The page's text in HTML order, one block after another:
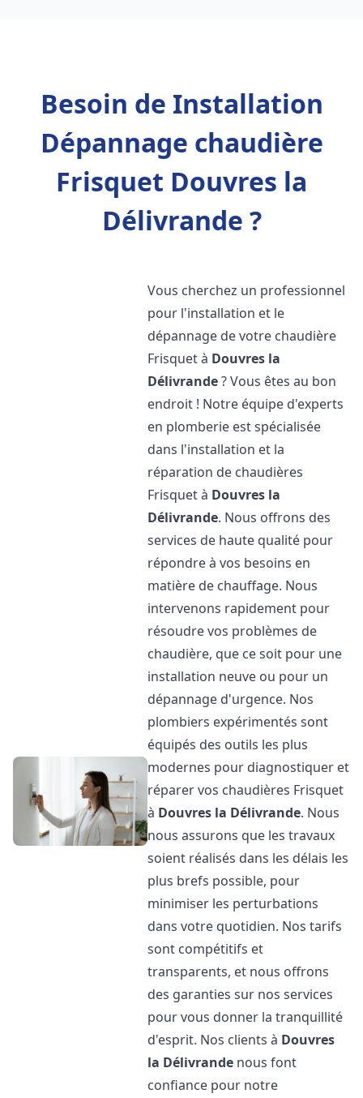
Besoin de Installation
Dépannage chaudière
Frisquet Douvres la
Délivrande ?
Vous cherchez un professionnel
pour l'installation et le
dépannage de votre chaudière
Frisquet à Douvres la
Délivrande? Vous êtes au bon
endroit ! Notre équipe d'experts
en plomberie est spécialisée
dans l'installation et la
réparation de chaudières
Frisquet à Douvres la
Délivrande. Nous offrons des
services de haute qualité pour
répondre à vos besoins en
matière de chauffage. Nous
intervenons rapidement pour
résoudre vos problèmes de
chaudière, que ce soit pour une
installation neuve ou pour un
dépannage d'urgence. Nos
plombiers expérimentés sont
équipés des outils les plus
modernes pour diagnostiquer et
réparer vos chaudières Frisquet
à Douvres la Délivrande. Nous
nous assurons que les travaux
soient réalisés dans les délais les
plus brefs possible, pour
minimiser les perturbations
dans votre quotidien. Nos tarifs
sont compétitifs et
transparents, et nous offrons
des garanties sur nos services
pour vous donner la tranquillité
d'esprit. Nos clients à Douvres
la Délivrande nous font
confiance pour notre